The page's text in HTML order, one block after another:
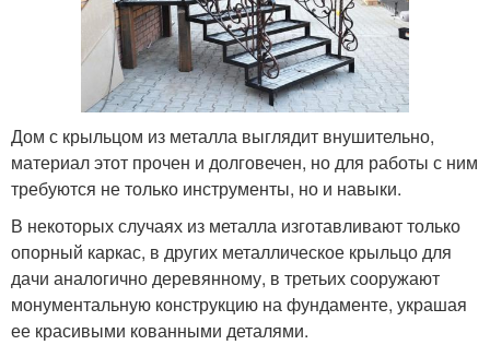
Дом с крыльцом из металла выглядит внушительно,
материал этот прочен и долговечен, но для работы с ним
требуются не только инструменты, но и навыки.
В некоторых случаях из металла изготавливают только
опорный каркас, в других металлическое крыльцо для
дачи аналогично деревянному, в третьих сооружают
монументальную конструкцию на фундаменте, украшая
ее красивыми кованными деталями.